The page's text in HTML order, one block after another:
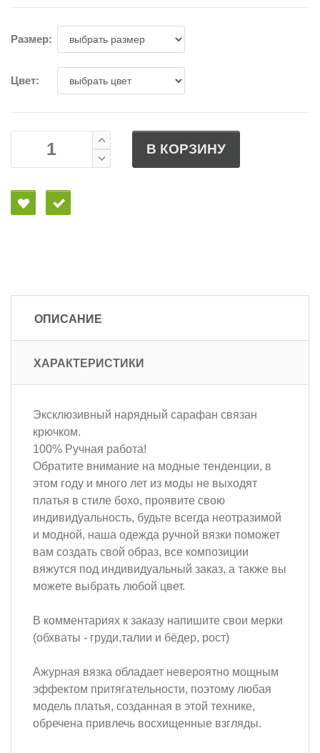
Размер:
Цвет:
В КОРЗИНУ
ОПИСАНИЕ
ХАРАКТЕРИСТИКИ
Эксклюзивный нарядный сарафан связан
крючком.
100% Ручная работа!
Обратите внимание на модные тенденции, в
этом году и много лет из моды не выходят
платья в стиле бохо, проявите свою
индивидуальность, будьте всегда неотразимой
и модной, наша одежда ручной вязки поможет
вам создать свой образ, все композиции
вяжутся под индивидуальный заказ, а также вы
можете выбрать любой цвет.
В комментариях к заказу напишите свои мерки
(обхваты - груди,талии и бёдер, рост)
Ажурная вязка обладает невероятно мощным
эффектом притягательности, поэтому любая
модель платья, созданная в этой технике,
обречена привлечь восхищенные взгляды.